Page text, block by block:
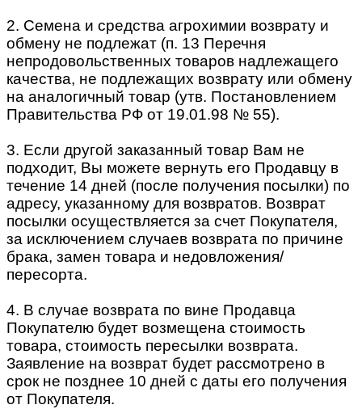
2. Семена и средства агрохимии возврату и
обмену не подлежат (п. 13 Перечня
непродовольственных товаров надлежащего
качества, не подлежащих возврату или обмену
на аналогичный товар (утв. Постановлением
Правительства РФ от 19.01.98 № 55).
3. Если другой заказанный товар Вам не
подходит, Вы можете вернуть его Продавцу в
течение 14 дней (после получения посылки) по
адресу, указанному для возвратов. Возврат
посылки осуществляется за счет Покупателя,
за исключением случаев возврата по причине
брака, замен товара и недовложения/
пересорта.
4. В случае возврата по вине Продавца
Покупателю будет возмещена стоимость
товара, стоимость пересылки возврата.
Заявление на возврат будет рассмотрено в
срок не позднее 10 дней с даты его получения
от Покупателя.